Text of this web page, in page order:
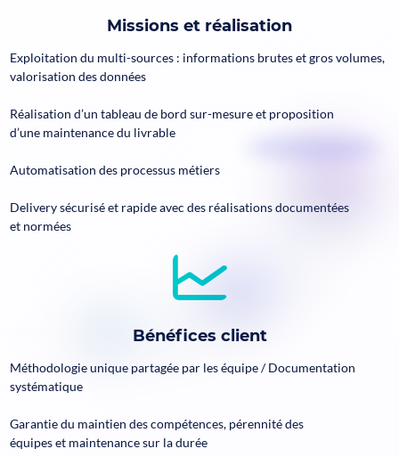
Missions et réalisation
Exploitation du multi-sources : informations brutes et gros volumes,
valorisation des données​
Réalisation d’un tableau de bord sur-mesure et proposition
d’une maintenance du livrable​
Automatisation des processus métiers​
Delivery sécurisé et rapide avec des réalisations documentées
et normées
Bénéfices client
Méthodologie unique partagée par les équipe / Documentation
systématique
Garantie du maintien des compétences, pérennité des
équipes et maintenance sur la durée